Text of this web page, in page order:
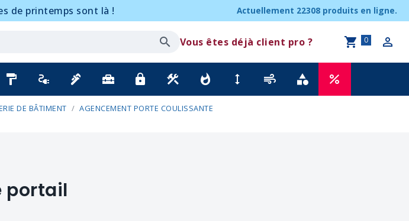
de printemps sont là ! Actuellement 22308 produits en ligne.
Vous êtes déjà client pro ?
format_paint electrical_services plumbing home_repair_service lock construction whatshot height air category percent
0
DE BÂTIMENT
AGENCEMENT PORTE COULISSANTE
portail